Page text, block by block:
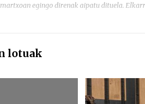
egingo direnak aipatu dituela.
lotuak